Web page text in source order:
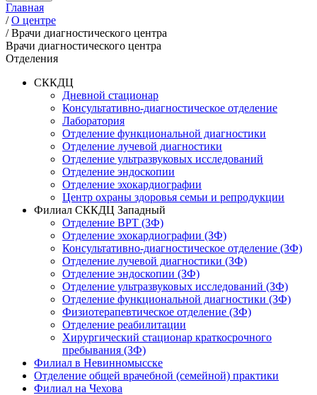
Главная
/ О центре
/ Врачи диагностического центра
Врачи диагностического центра
Отделения
СККДЦ
Дневной стационар
Консультативно-диагностическое отделение
Лаборатория
Отделение функциональной диагностики
Отделение лучевой диагностики
Отделение ультразвуковых исследований
Отделение эндоскопии
Отделение эхокардиографии
Центр охраны здоровья семьи и репродукции
Филиал СККДЦ Западный
Отделение ВРТ (ЗФ)
Отделение эхокардиографии (ЗФ)
Консультативно-диагностическое отделение (ЗФ)
Отделение лучевой диагностики (ЗФ)
Отделение эндоскопии (ЗФ)
Отделение ультразвуковых исследований (ЗФ)
Отделение функциональной диагностики (ЗФ)
Физиотерапевтическое отделение (ЗФ)
Отделение реабилитации
Хирургический стационар краткосрочного
пребывания (ЗФ)
Филиал в Невинномысске
Отделение общей врачебной (семейной) практики
Филиал на Чехова